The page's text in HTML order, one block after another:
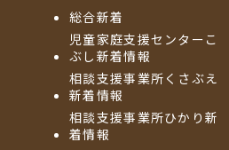
総合新着
児童家庭支援センターこ
ぶし新着情報
相談支援事業所くさぶえ
新着情報
相談支援事業所ひかり新
着情報